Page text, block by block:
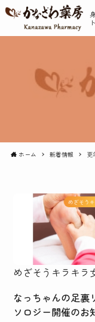
ホーム 新着情報 更
めざそう
めざそうキラキラ
なっちゃんの足裏
ソロジー開催のお